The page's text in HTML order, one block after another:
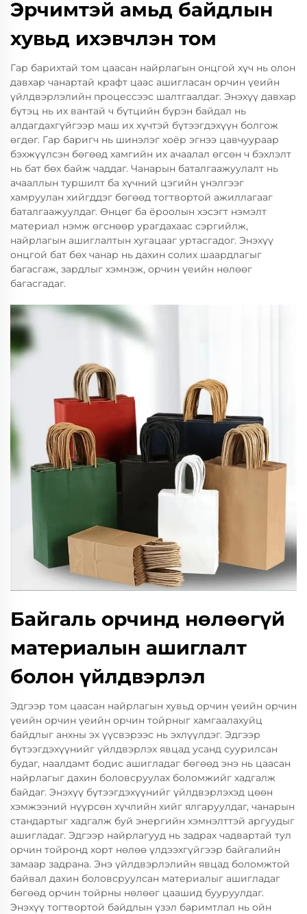
Эрчимтэй амьд байдлын
хувьд ихэвчлэн том
Гар барихтай том цаасан найрлагын онцгой хүч нь олон
давхар чанартай крафт цаас ашигласан орчин үеийн
үйлдвэрлэлийн процессээс шалтгаалдаг. Энэхүү давхар
бүтэц нь их вантай ч бүтцийн бүрэн байдал нь
алдагдахгүйгээр маш их хүчтэй бүтээгдэхүүн болгож
өгдөг. Гар баригч нь шинэлэг хоёр эгнээ цавчуураар
бэхжүүлсэн бөгөөд хамгийн их ачаалал өгсөн ч бэхлэлт
нь бат бөх байж чаддаг. Чанарын баталгаажуулалт нь
ачааллын туршилт ба хүчний цэгийн үнэлгээг
хамруулан хийгддэг бөгөөд тогтвортой ажиллагааг
баталгаажуулдаг. Өнцөг ба ёроолын хэсэгт нэмэлт
материал нэмж өгснөөр урагдахаас сэргийлж,
найрлагын ашиглалтын хугацааг уртасгадог. Энэхүү
онцгой бат бөх чанар нь дахин солих шаардлагыг
багасгаж, зардлыг хэмнэж, орчин үеийн нөлөөг
багасгадаг.
Байгаль орчинд нөлөөгүй
материалын ашиглалт
болон үйлдвэрлэл
Эдгээр том цаасан найрлагын хувьд орчин үеийн орчин
үеийн орчин үеийн орчин тойрныг хамгаалахуйц
байдлыг анхны эх үүсвэрээс нь эхлүүлдэг. Эдгээр
бүтээгдэхүүнийг үйлдвэрлэх явцад усанд суурилсан
будаг, наалдамт бодис ашигладаг бөгөөд энэ нь цаасан
найрлагыг дахин боловсруулах боломжийг хадгалж
байдаг. Энэхүү бүтээгдэхүүнийг үйлдвэрлэхэд цөөн
хэмжээний нүүрсөн хүчлийн хийг ялгаруулдаг, чанарын
стандартыг хадгалж буй энергийн хэмнэлттэй аргуудыг
ашигладаг. Эдгээр найрлагууд нь задрах чадвартай тул
орчин тойронд хорт нөлөө үлдээхгүйгээр байгалийн
замаар задрана. Энэ үйлдвэрлэлийн явцад боломжтой
байвал дахин боловсруулсан материалыг ашигладаг
бөгөөд орчин тойрны нөлөөг цаашид бууруулдаг.
Энэхүү тогтвортой байдлын үзэл баримтлал нь ойн